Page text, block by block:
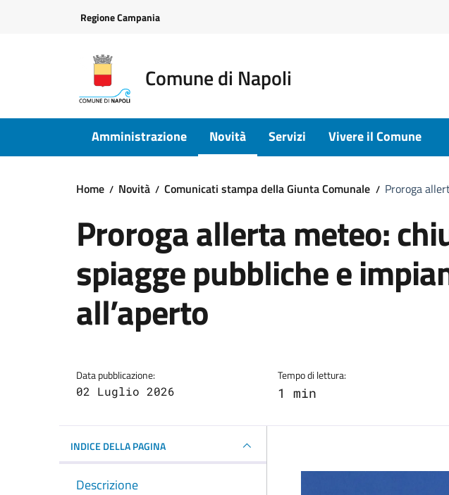
Regione Campania
Comune di Napoli
Amministrazione Novità Servizi Vivere il Comune
Home Novità Comunicati stampa della Giunta Comunale Proroga
Proroga allerta meteo:
spiagge pubbliche e
all’aperto
Data pubblicazione:
02 Luglio 2026
Tempo di lettura:
1 min
INDICE DELLA PAGINA
Descrizione